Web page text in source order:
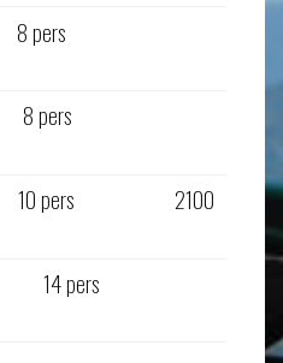
+bz 8 pers
8 pers
10 pers 2100
14 pers